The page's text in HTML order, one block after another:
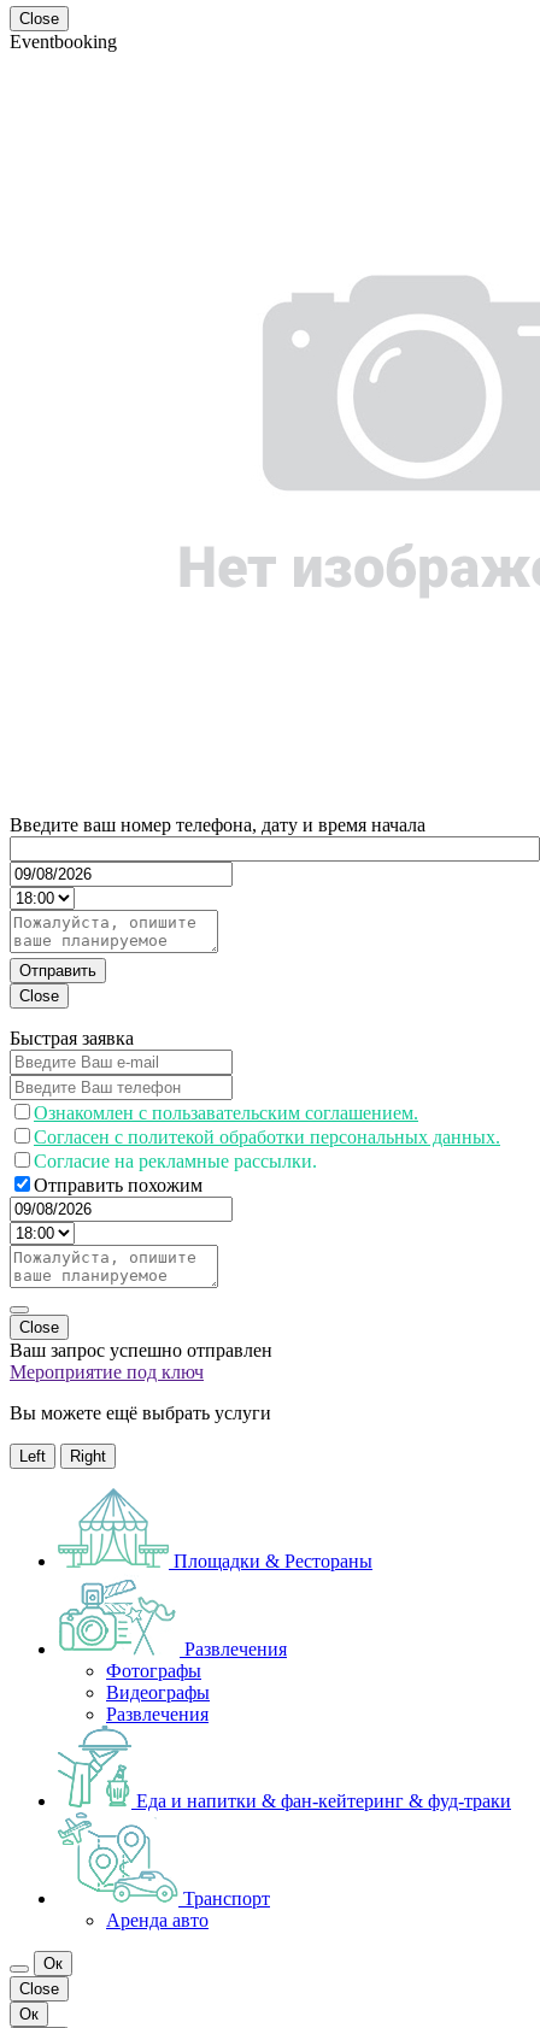
Close
Eventbooking
Введите ваш номер телефона, дату и время начала
Отправить
Close
Быстрая заявка
Ознакомлен с пользавательским соглашением.
Согласен с политекой обработки персональных данных.
Согласие на рекламные рассылки.
Отправить похожим
Close
Ваш запрос успешно отправлен
Мероприятие под ключ
Вы можете ещё выбрать услуги
Left Right
Площадки & Рестораны
Развлечения
Фотографы
Видеографы
Развлечения
Еда и напитки & фан-кейтеринг & фуд-траки
Транспорт
Аренда авто
Ок
Close
Ок